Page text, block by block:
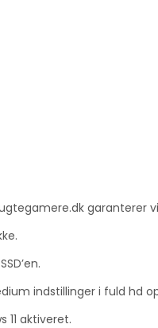
indstillinger i fuld hd
aktiveret.